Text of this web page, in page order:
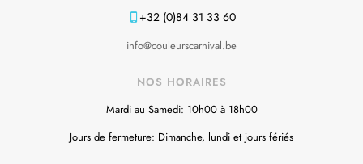
+32 (0)84 31 33 60
info@couleurscarnival.be
NOS HORAIRES
Mardi au Samedi: 10h00 à 18h00
Jours de fermeture: Dimanche, lundi et jours fériés